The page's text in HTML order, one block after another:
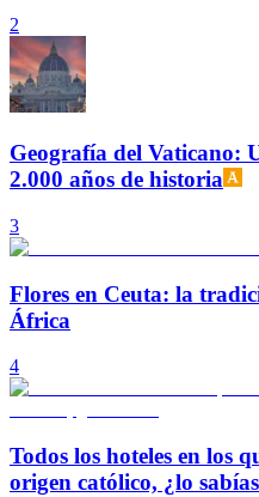
2
Geografía del Vaticano:
2.000 años de historia
3
Flores en Ceuta: la
África
4
Todos los hoteles en los
origen católico, ¿lo